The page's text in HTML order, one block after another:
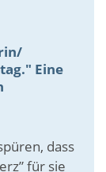
Eine
dass
für sie